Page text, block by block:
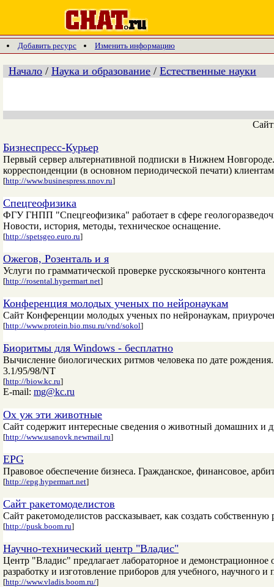
Добавить ресурс Изменить информацию
Начало / Наука и образование / Естественные науки
Бизнеспресс-Курьер
Первый сервер альтернативной подписки в Нижнем
корреспонденции (в основном периодической печати)
[http://www.businespress.nnov.ru]
Спецгеофизика
ФГУ ГНПП "Спецгеофизика" работает в сфере
Новости, история, методы, техническое оснащение.
[http://spetsgeo.euro.ru]
Ожегов, Розенталь и я
Услуги по грамматической проверке русскоязычного контента
[http://rosental.hypermart.net]
Конференция молодых ученых по нейронаукам
Сайт Конференции молодых ученых по нейронаукам,
[http://www.protein.bio.msu.ru/vnd/sokol]
Биоритмы для Windows - бесплатно
Вычисление биологических ритмов человека по дате
3.1/95/98/NT
[http://biow.kc.ru]
E-mail: mg@kc.ru
Ох уж эти животные
Сайт содержит интересные сведения о животный домашних и
[http://www.usanovk.newmail.ru]
EPG
Правовое обеспечение бизнеса. Гражданское, финансовое,
[http://epg.hypermart.net]
Сайт ракетомоделистов
Сайт ракетомоделистов рассказывает, как создать собственную
[http://pusk.boom.ru]
Научно-технический центр "Владис"
Центр "Владис" предлагает лабораторное и
разработку и изготовление приборов для учебного, научного
[http://www.vladis.boom.ru/]